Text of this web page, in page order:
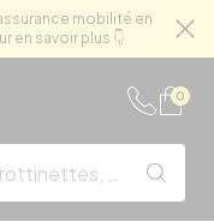
mobilité en
en savoir plus 👇
0